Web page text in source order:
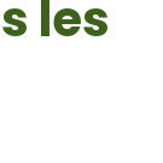
les